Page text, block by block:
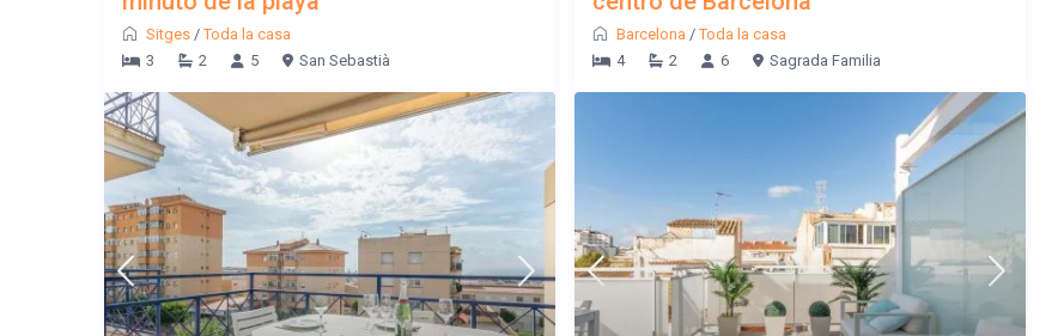
Sitges /Toda la casa
3
2 5 San Sebastià
Barcelona /Toda la casa
4
2 6 Sagrada Familia